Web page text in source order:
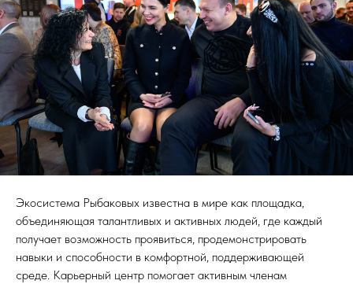
Экосистема Рыбаковых известна в мире как площадка,
объединяющая талантливых и активных людей, где каждый
получает возможность проявиться, продемонстрировать
навыки и способности в комфортной, поддерживающей
среде. Карьерный центр помогает активным членам